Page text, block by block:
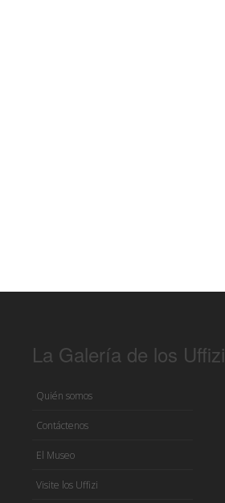
La Galería de los Uffizi
Quién somos
Contáctenos
El Museo
Visite los Uffizi